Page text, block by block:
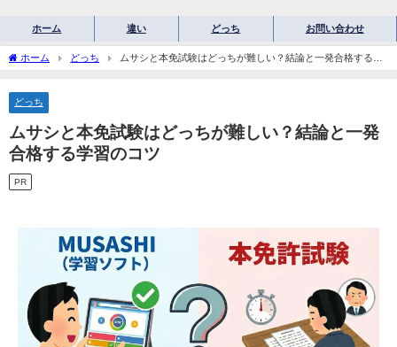
ホーム 違い どっち お問い合わせ
ホーム どっち
ムサシと本免試験はどっちが難しい？結論と一発合格する学
習のコツ
どっち
ムサシと本免試験はどっちが難しい？結論と一発
合格する学習のコツ
PR